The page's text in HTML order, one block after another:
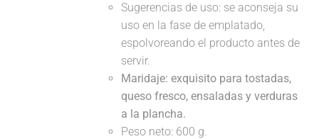
Sugerencias de uso: se aconseja su
uso en la fase de emplatado,
espolvoreando el producto antes de
servir.
Maridaje: exquisito para tostadas,
queso fresco, ensaladas y verduras
a la plancha.
Peso neto: 600 g.